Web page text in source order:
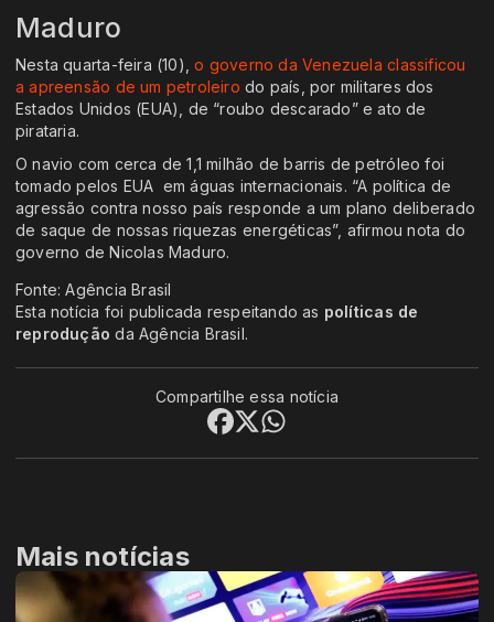
Maduro
Nesta quarta-feira (10),o governo da Venezuela classificou
a apreensão de um petroleirodo país, por militares dos
Estados Unidos (EUA), de “roubo descarado” e ato de
pirataria.
O navio com cerca de 1,1 milhão de barris de petróleo foi
tomado pelos EUA em águas internacionais. “A política de
agressão contra nosso país responde a um plano deliberado
de saque de nossas riquezas energéticas”, afirmou nota do
governo de Nicolas Maduro.
Fonte: Agência Brasil
Esta notícia foi publicada respeitando as políticas de
reprodução da Agência Brasil.
Compartilhe essa notícia
Mais notícias